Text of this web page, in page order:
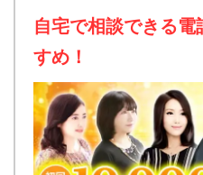
自宅で相談できる
すめ！